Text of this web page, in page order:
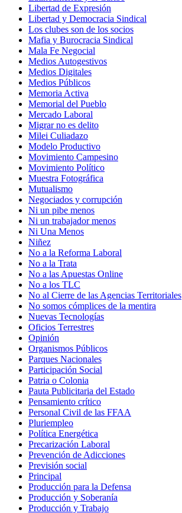
Libertad de Expresión
Libertad y Democracia Sindical
Los clubes son de los socios
Mafia y Burocracia Sindical
Mala Fe Negocial
Medios Autogestivos
Medios Digitales
Medios Públicos
Memoria Activa
Memorial del Pueblo
Mercado Laboral
Migrar no es delito
Milei Culiadazo
Modelo Productivo
Movimiento Campesino
Movimiento Político
Muestra Fotográfica
Mutualismo
Negociados y corrupción
Ni un pibe menos
Ni un trabajador menos
Ni Una Menos
Niñez
No a la Reforma Laboral
No a la Trata
No a las Apuestas Online
No a los TLC
No al Cierre de las Agencias Territoriales
No somos cómplices de la mentira
Nuevas Tecnologías
Oficios Terrestres
Opinión
Organismos Públicos
Parques Nacionales
Participación Social
Patria o Colonia
Pauta Publicitaria del Estado
Pensamiento crítico
Personal Civil de las FFAA
Pluriempleo
Política Energética
Precarización Laboral
Prevención de Adicciones
Previsión social
Principal
Producción para la Defensa
Producción y Soberanía
Producción y Trabajo